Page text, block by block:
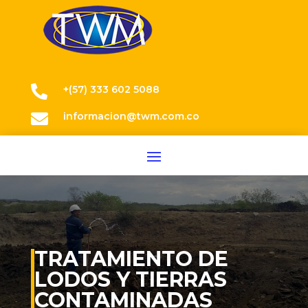
 +(57) 333 602 5088
 informacion@twm.com.co
TRATAMIENTO DE
LODOS Y TIERRAS
CONTAMINADAS